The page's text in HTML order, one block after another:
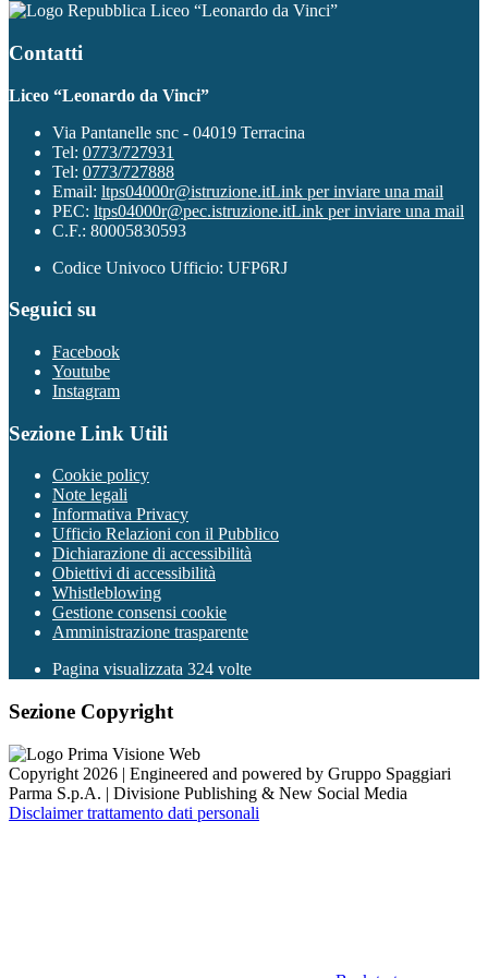
Liceo “Leonardo da Vinci”
Contatti
Liceo “Leonardo da Vinci”
Via Pantanelle snc - 04019 Terracina
Tel: 0773/727931
Tel: 0773/727888
Email: ltps04000r@istruzione.itLink per inviare una mail
PEC: ltps04000r@pec.istruzione.itLink per inviare una mail
C.F.: 80005830593
Codice Univoco Ufficio: UFP6RJ
Seguici su
Facebook
Youtube
Instagram
Sezione Link Utili
Cookie policy
Note legali
Informativa Privacy
Ufficio Relazioni con il Pubblico
Dichiarazione di accessibilità
Obiettivi di accessibilità
Whistleblowing
Gestione consensi cookie
Amministrazione trasparente
Pagina visualizzata 324 volte
Sezione Copyright
Copyright 2026 | Engineered and powered by Gruppo Spaggiari
Parma S.p.A. | Divisione Publishing & New Social Media
Disclaimer trattamento dati personali